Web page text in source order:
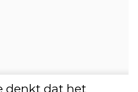
denkt dat het